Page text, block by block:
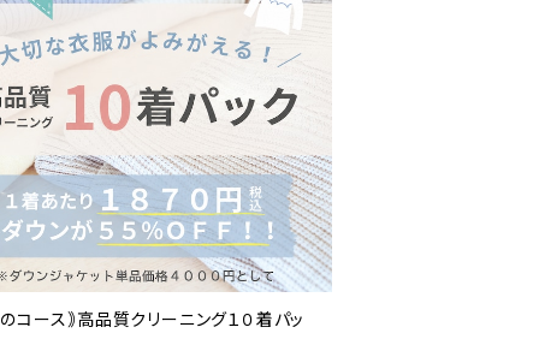
コース｠高品質クリーニング１０着パッ